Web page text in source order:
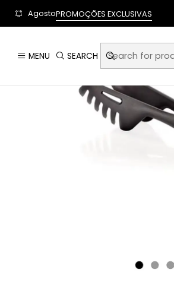
User-agent: * Allow: / Sitemap:
MENU SEARCH
AgostoPROMOÇÕES EXCLUSIVAS